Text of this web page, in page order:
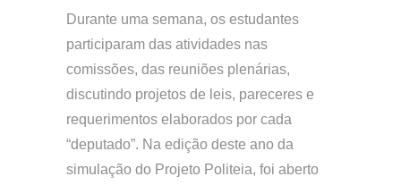
Durante uma semana, os estudantes
participaram das atividades nas
comissões, das reuniões plenárias,
discutindo projetos de leis, pareceres e
requerimentos elaborados por cada
“deputado”. Na edição deste ano da
simulação do Projeto Politeia, foi aberto